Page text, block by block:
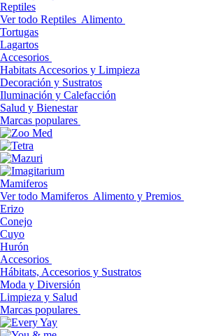
Reptiles
Ver todo Reptiles Alimento
Tortugas
Lagartos
Accesorios
Habitats Accesorios y Limpieza
Decoración y Sustratos
Iluminación y Calefacción
Salud y Bienestar
Marcas populares
Mamiferos
Ver todo Mamiferos Alimento y Premios
Erizo
Conejo
Cuyo
Hurón
Accesorios
Hábitats, Accesorios y Sustratos
Moda y Diversión
Limpieza y Salud
Marcas populares